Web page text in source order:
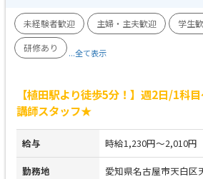
未経験者歓迎 主婦・主夫歓迎 学生
研修あり
...全て表示
【植田駅より徒歩5分！】週2日/1科
講師スタッフ★
給与 時給1,230円～2,010円
勤務地
愛知県名古屋市天白区